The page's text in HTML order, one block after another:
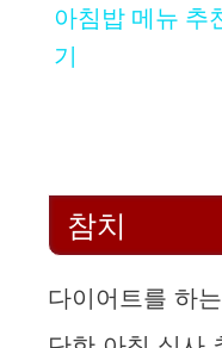
아침밥 메뉴 추
기
참치
다이어트를 하